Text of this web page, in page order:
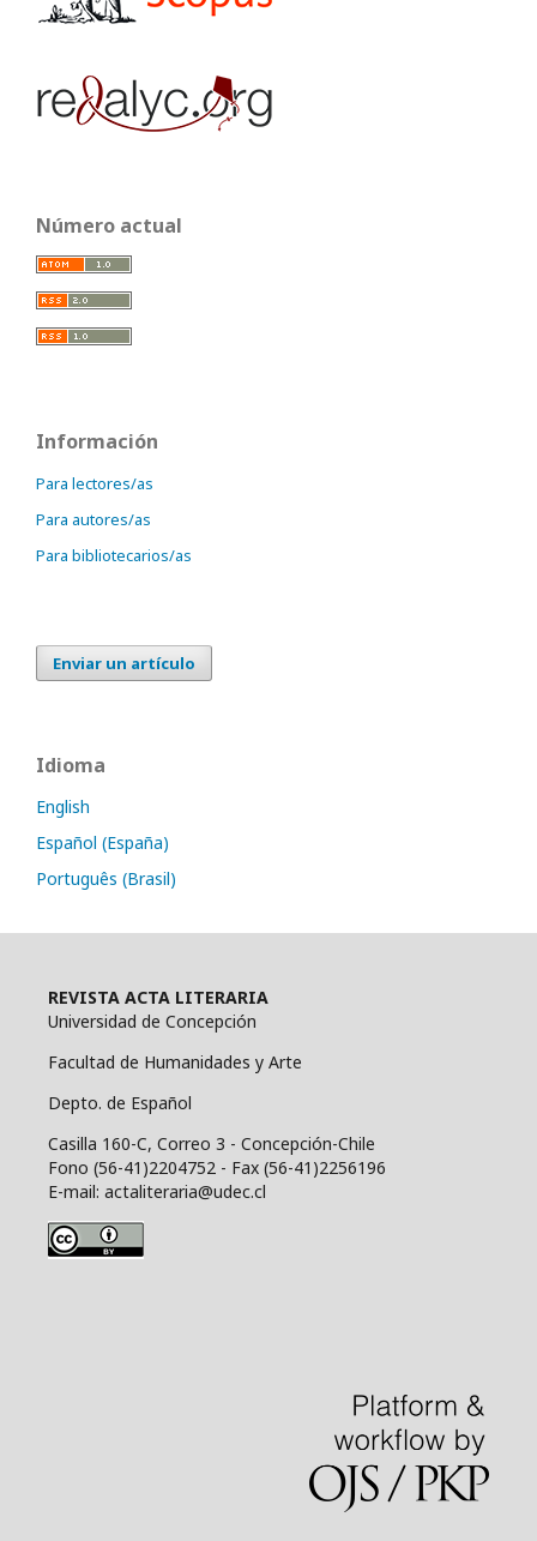
Número actual
Información
Para lectores/as
Para autores/as
Para bibliotecarios/as
Enviar un artículo
Idioma
English
Español (España)
Português (Brasil)
REVISTA ACTA LITERARIA
Universidad de Concepción
Facultad de Humanidades y Arte
Depto. de Español
Casilla 160-C, Correo 3 - Concepción-Chile
Fono (56-41)2204752 - Fax (56-41)2256196
E-mail: actaliteraria@udec.cl